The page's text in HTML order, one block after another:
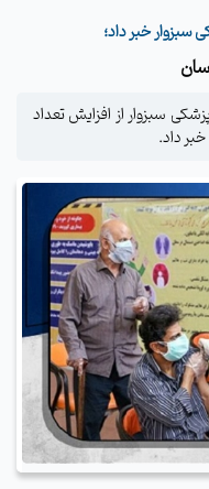
خبر داد؛
سبزوار از افزایش تعداد
داد.